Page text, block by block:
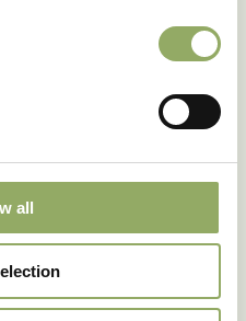
all
jou graag meer.